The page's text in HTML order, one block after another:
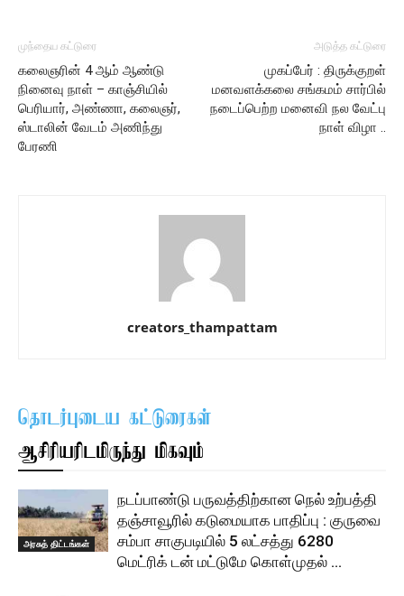
முந்தைய கட்டுரை
கலைஞரின் 4 ஆம் ஆண்டு
நினைவு நாள் – காஞ்சியில்
பெரியார், அண்ணா, கலைஞர்,
ஸ்டாலின் வேடம் அணிந்து
பேரணி
அடுத்த கட்டுரை
முகப்பேர் : திருக்குறள்
மனவளக்கலை சங்கமம் சார்பில்
நடைப்பெற்ற மனைவி நல வேட்பு
நாள் விழா ..
creators_thampattam
தொடர்புடைய கட்டுரைகள்
ஆசிரியரிடமிருந்து மிகவும்
அரசுத் திட்டங்கள்
நடப்பாண்டு பருவத்திற்கான நெல் உற்பத்தி
தஞ்சாவூரில் கடுமையாக பாதிப்பு : குருவை
சம்பா சாகுபடியில் 5 லட்சத்து 6280
மெட்ரிக் டன் மட்டுமே கொள்முதல் …